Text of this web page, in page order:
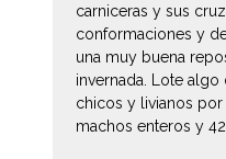
carniceras y sus
conformaciones y
una muy buena
invernada. Lote
chicos y livianos por
machos enteros y